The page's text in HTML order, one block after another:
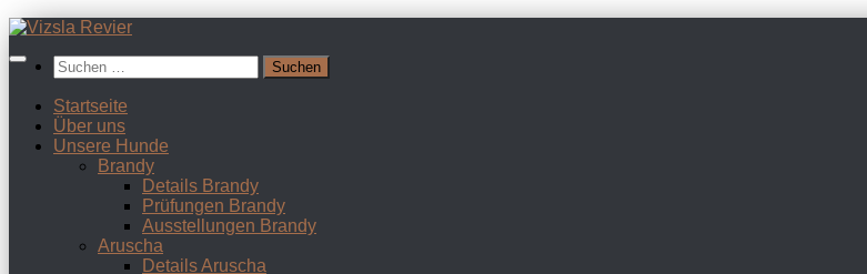
Zum
springenSuchen
nach:
Startseite
Über uns
Unsere Hunde
Brandy
Details Brandy
Prüfungen Brandy
Ausstellungen Brandy
Aruscha
Details Aruscha